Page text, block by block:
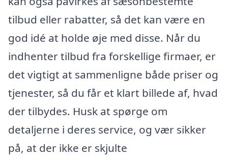
tilbud eller rabatter, så det kan være en
god idé at holde øje med disse. Når du
indhenter tilbud fra forskellige firmaer, er
det vigtigt at sammenligne både priser og
tjenester, så du får et klart billede af, hvad
der tilbydes. Husk at spørge om
detaljerne i deres service, og vær sikker
på, at der ikke er skjulte